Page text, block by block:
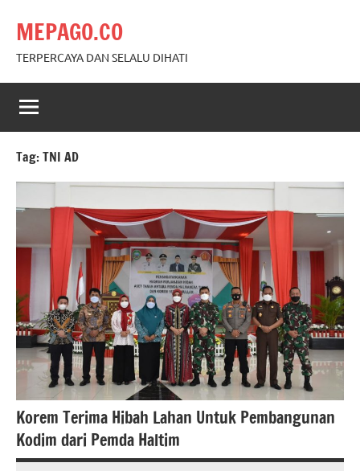
content
MEPAGO.CO
TERPERCAYA DAN SELALU DIHATI
Tag:TNI AD
Korem Terima Hibah Lahan Untuk Pembangunan
Kodim dari Pemda Haltim